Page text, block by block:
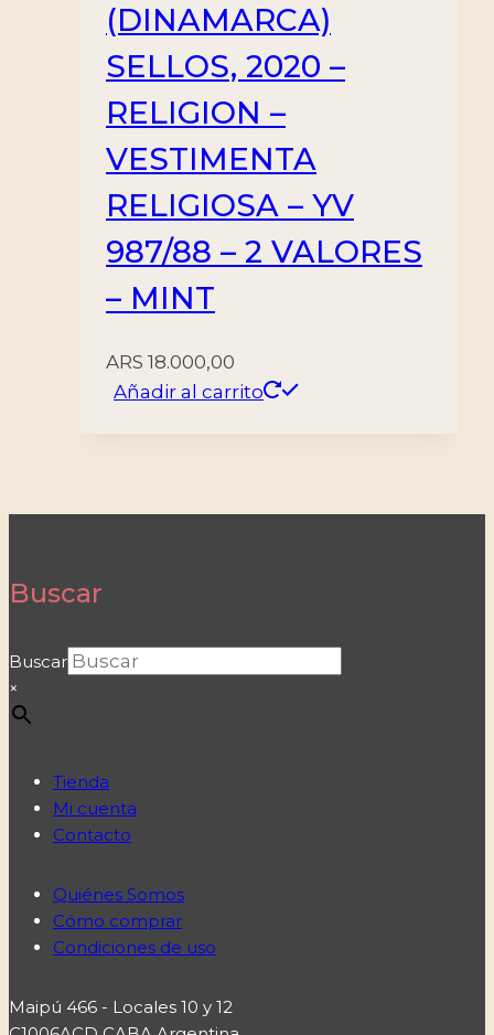
(DINAMARCA)
SELLOS, 2020 –
RELIGION –
VESTIMENTA
RELIGIOSA – YV
987/88 – 2 VALORES
– MINT
ARS 18.000,00
Añadir al carrito
Buscar
Buscar
×
Tienda
Mi cuenta
Contacto
Quiénes Somos
Cómo comprar
Condiciones de uso
Maipú 466 - Locales 10 y 12